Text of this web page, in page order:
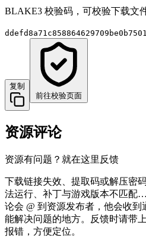
BLAKE3 校验码，可校验下载文
复制
前往校验页面
资源评论
资源有问题？就在这里反馈
下载链接失效、提取码或解压密
法运行、补丁与游戏版本不匹
论会 @ 到资源发布者，他会收
能解决问题的地方。反馈时请带
报错，方便定位。